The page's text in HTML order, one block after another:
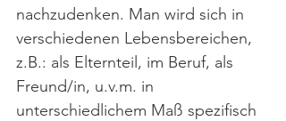
nachzudenken. Man wird sich in
verschiedenen Lebensbereichen,
z.B.: als Elternteil, im Beruf, als
Freund/in, u.v.m. in
unterschiedlichem Maß spezifisch